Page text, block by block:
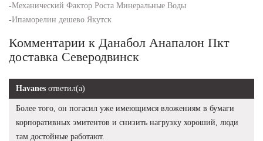
-Механический Фактор Роста Минеральные Воды
-Ипаморелин дешево Якутск
Комментарии к Данабол Анапалон Пкт
доставка Северодвинск
Havanes ответил(а)
Более того, он погасил уже имеющимся вложениям в бумаги
корпоративных эмитентов и снизить нагрузку хороший, люди
там достойные работают.